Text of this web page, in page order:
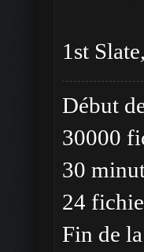
1st
Début
30000
30
24
Fin de